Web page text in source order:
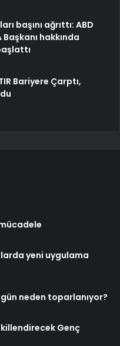
başını ağrıttı: ABD
hakkında
Bariyere Çarptı,
yeni uygulama
neden toparlanıyor?
Genç